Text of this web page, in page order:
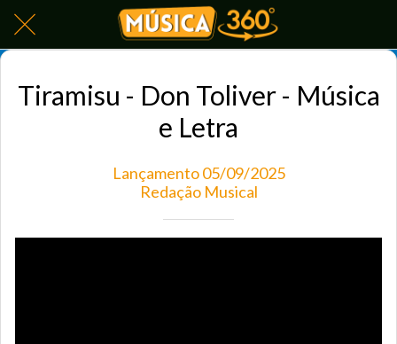
Tiramisu - Don Toliver - Música
e Letra
Lançamento 05/09/2025
Redação Musical